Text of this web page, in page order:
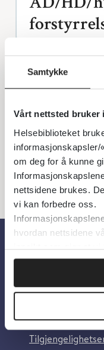
Samtykke
Vårt nettsted bruker
Helsebiblioteket
om deg for å kunne
nettsidene brukes.
vi kan forbedre oss.
hvordan nettsidene
innsikt som gjør at vi
AD/HD/
Sist faglig
AD/HD/
Om oss
Om
Personvern og